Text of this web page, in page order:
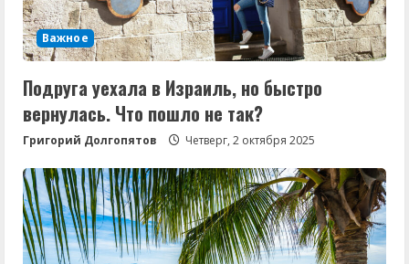
Важное
Подруга уехала в Израиль, но быстро
вернулась. Что пошло не так?
Григорий Долгопятов Четверг, 2 октября 2025